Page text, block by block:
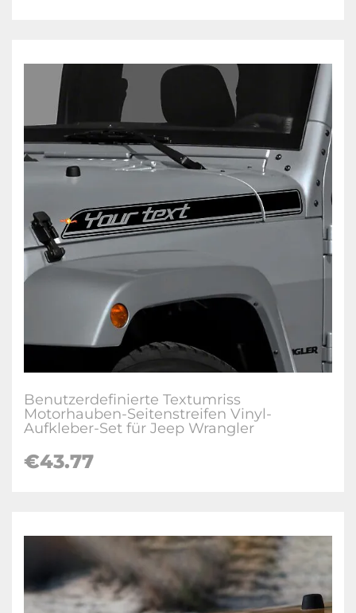
Benutzerdefinierte Textumriss
Motorhauben-Seitenstreifen Vinyl-
Aufkleber-Set für Jeep Wrangler
€43.77